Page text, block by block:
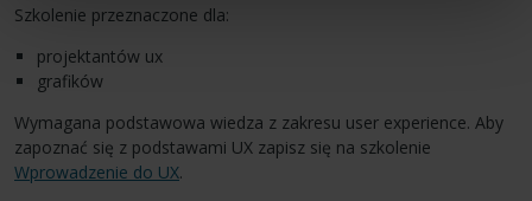
Szkolenie przeznaczone dla:
projektantów ux
grafików
Wymagana podstawowa wiedza z zakresu user experience. Aby
zapoznać się z podstawami UX zapisz się na szkolenie
Wprowadzenie do UX.